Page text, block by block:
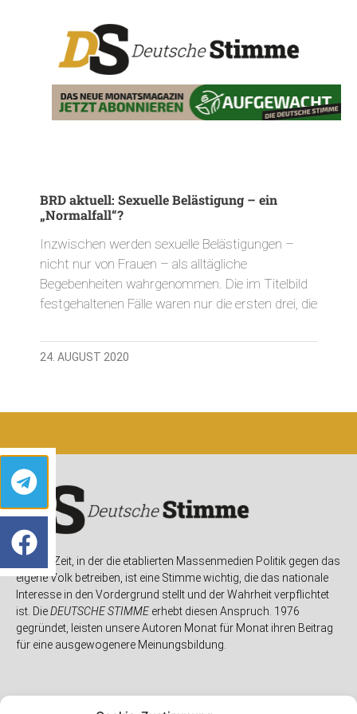
BRD aktuell: Sexuelle Belästigung – ein
„Normalfall“?
Inzwischen werden sexuelle Belästigungen –
nicht nur von Frauen – als alltägliche
Begebenheiten wahrgenommen. Die im Titelbild
festgehaltenen Fälle waren nur die ersten drei, die
24. AUGUST 2020
In einer Zeit, in der die etablierten Massenmedien Politik gegen das
eigene Volk betreiben, ist eine Stimme wichtig, die das nationale
Interesse in den Vordergrund stellt und der Wahrheit verpflichtet
ist. DieDEUTSCHE STIMMEerhebt diesen Anspruch. 1976
gegründet, leisten unsere Autoren Monat für Monat ihren Beitrag
für eine ausgewogenere Meinungsbildung.